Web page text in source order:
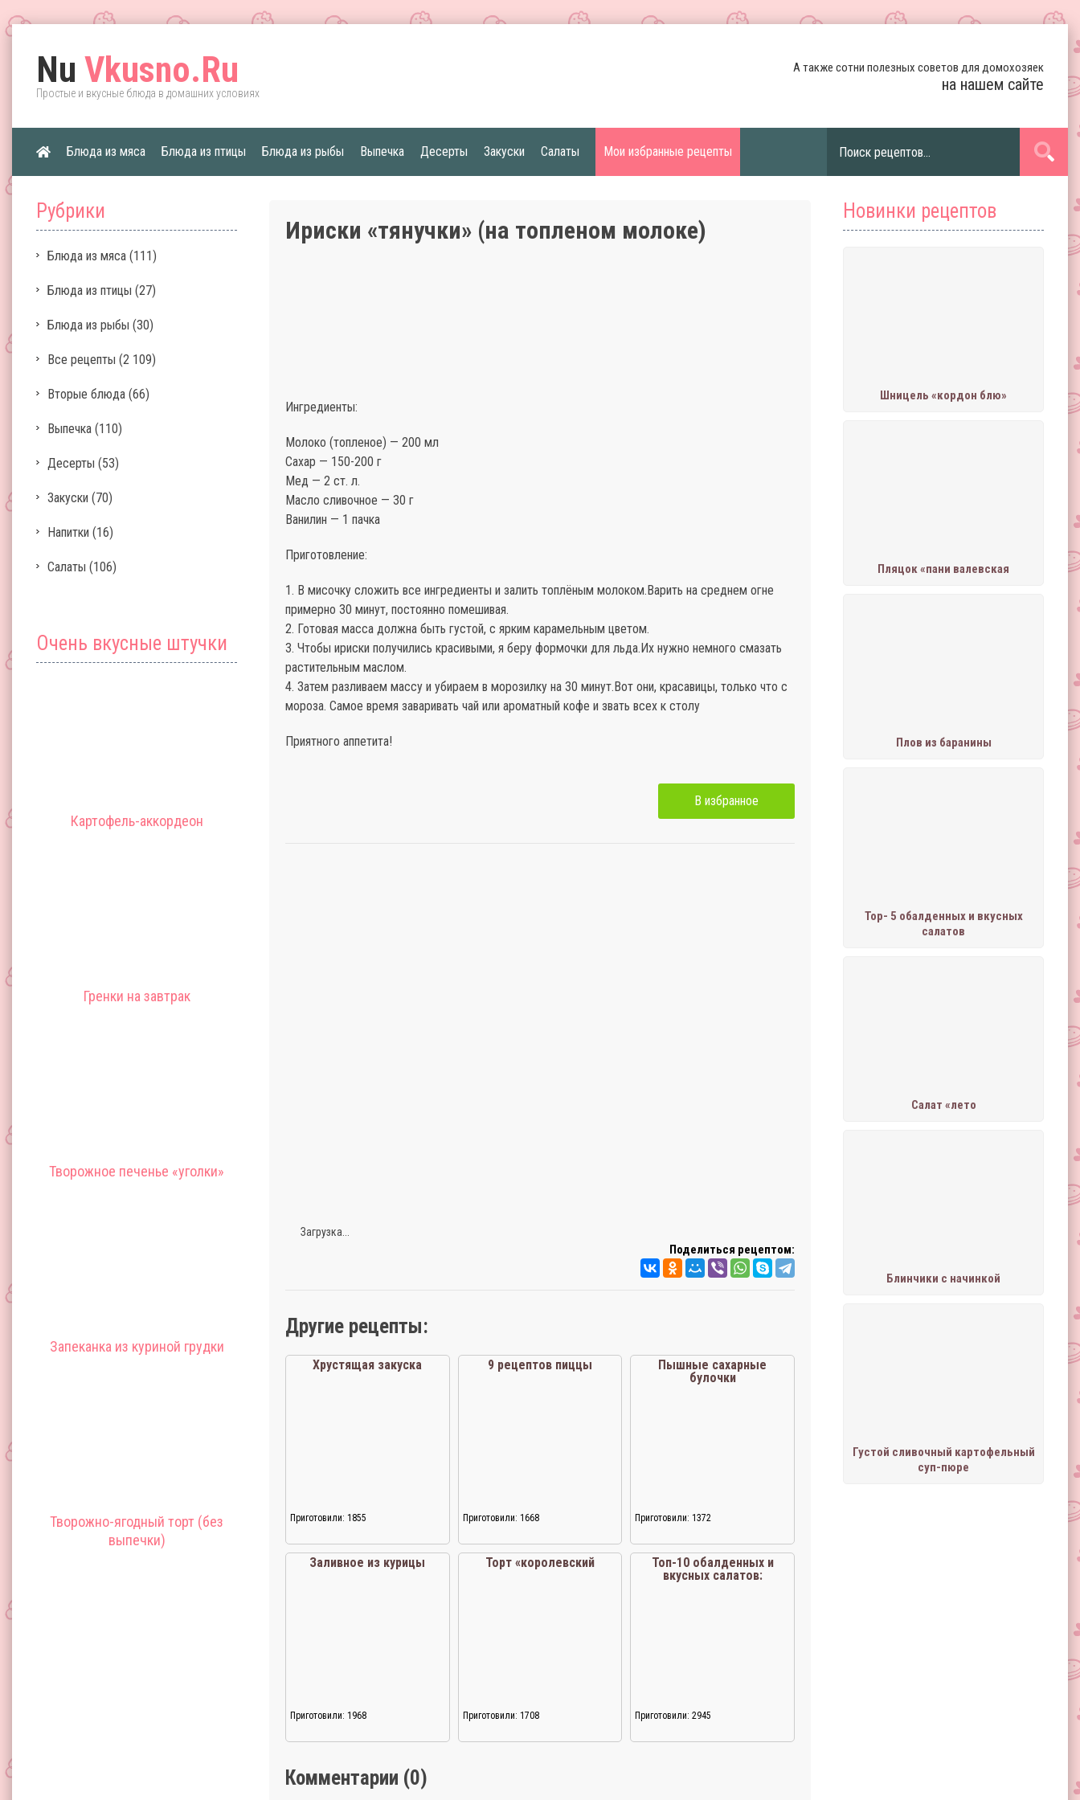
Nu Vkusno.Ru
Простые и вкусные блюда в домашних условиях
А также сотни полезных советов для домохозяек
на нашем сайте
Блюда из мяса Блюда из птицы Блюда из рыбы Выпечка Десерты Закуски Салаты Мои избранные рецепты
Рубрики
Блюда из мяса (111)
Блюда из птицы (27)
Блюда из рыбы (30)
Все рецепты (2 109)
Вторые блюда (66)
Выпечка (110)
Десерты (53)
Закуски (70)
Напитки (16)
Салаты (106)
Очень вкусные штучки
Картофель-аккордеон
Гренки на завтрак
Творожное печенье «уголки»
Запеканка из куриной грудки
Творожно-ягодный торт (без
выпечки)
Новинки рецептов
Шницель «кордон блю»
Пляцок «пани валевская
Плов из баранины
Тор- 5 обалденных и вкусных
салатов
Салат «лето
Блинчики с начинкой
Густой сливочный картофельный
суп-пюре
Ириски «тянучки» (на топлeном молоке)
Ингредиенты:
Молоко (топленое) — 200 мл
Сахар — 150-200 г
Мед — 2 ст. л.
Масло сливочное — 30 г
Ванилин — 1 пачка
Приготовление:
1. В мисочку сложить все ингредиенты и залить топлёным молоком.Варить на среднем огне
примерно 30 минут, постоянно помешивая.
2. Готовая масса должна быть густой, с ярким карамельным цветом.
3. Чтобы ириски получились красивыми, я беру формочки для льда.Их нужно немного смазать
растительным маслом.
4. Затем разливаем массу и убираем в морозилку на 30 минут.Вот они, красавицы, только что с
мороза. Самое время заваривать чай или ароматный кофе и звать всех к столу
Приятного аппетита!
В избранное
Загрузка...
Поделиться рецептом:
Другие рецепты:
Хрустящая закуска
Приготовили: 1855
9 рецептов пиццы
Приготовили: 1668
Пышные сахарные
булочки
Приготовили: 1372
Заливное из курицы
Приготовили: 1968
Торт «королевский
Приготовили: 1708
Топ-10 обалденных и
вкусных салатов:
Приготовили: 2945
Комментарии (0)